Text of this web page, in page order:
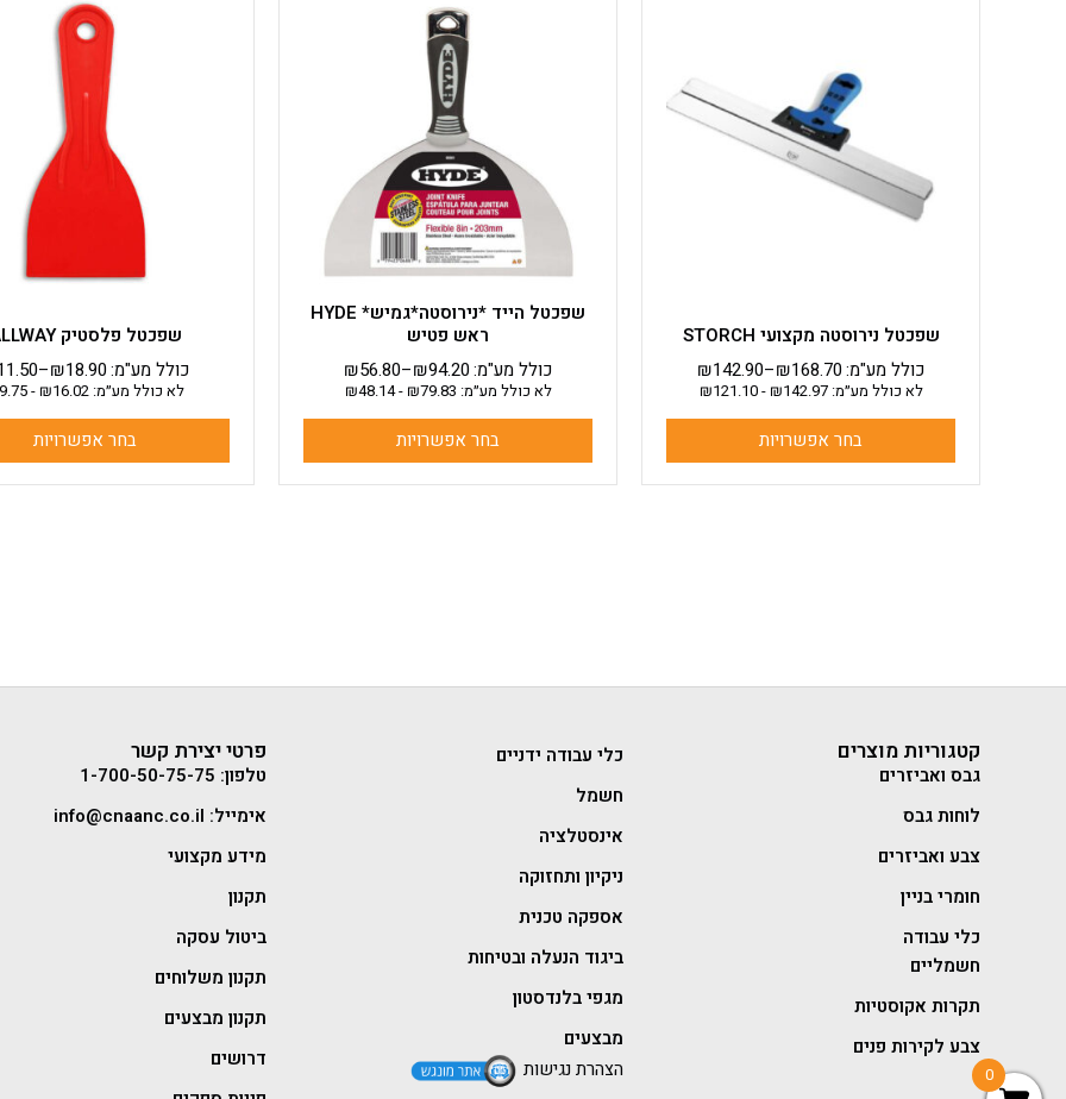
שפכטל נירוסטה מקצועי STORCH
₪142.90–₪168.70כולל מע"מ:
לא כולל מע״מ: ₪142.97
-
₪121.10
בחר אפשרויות
סוגים.
ניתן
לבחור
שפכטל הייד *נירוסטה*גמיש* HYDE
ראש פטיש
₪56.80–₪94.20כולל מע"מ:
לא כולל מע״מ: ₪79.83
-
₪48.14
בחר אפשרויות
זה
יש
מספר
סוגים.
ניתן
לבחור
את
האפשרויות
בעמוד
המוצר
שפכטל פלסטיק ALLWAY
–₪18.90כולל מע"מ:
לא כולל מע״מ: ₪16.02
-
9.75
בחר אפשרויות
זה
יש
מספר
סוגים.
ניתן
לבחור
האפשרויות
המוצר
קטגוריות מוצרים
גבס ואביזרים
לוחות גבס
צבע ואביזרים
חומרי בניין
כלי עבודה
חשמליים
תקרות אקוסטיות
צבע לקירות פנים
כלי עבודה ידניים
חשמל
אינסטלציה
ניקיון ותחזוקה
אספקה טכנית
ביגוד הנעלה ובטיחות
מגפי בלנדסטון
מבצעים
הצהרת נגישות
פרטי יצירת קשר
טלפון: 1-700-50-75-75
אימייל: info@cnaanc.co.il
מידע מקצועי
תקנון
ביטול עסקה
תקנון משלוחים
תקנון מבצעים
דרושים
0